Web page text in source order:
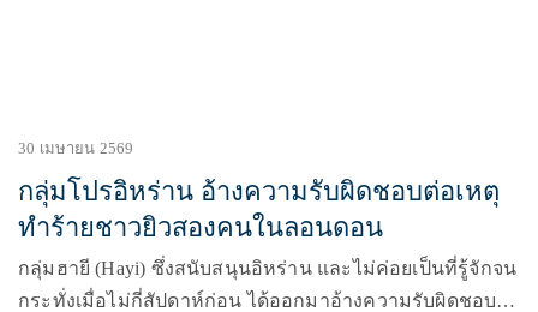
30 เมษายน 2569
กลุ่มโปรอิหร่าน อ้างความรับผิดชอบต่อเหตุ
ทำร้ายชาวยิวสองคนในลอนดอน
กลุ่มฮายี (Hayi) ซึ่งสนับสนุนอิหร่าน และไม่ค่อยเป็นที่รู้จักจน
กระทั่งเมื่อไม่กี่สัปดาห์ก่อน ได้ออกมาอ้างความรับผิดชอบ